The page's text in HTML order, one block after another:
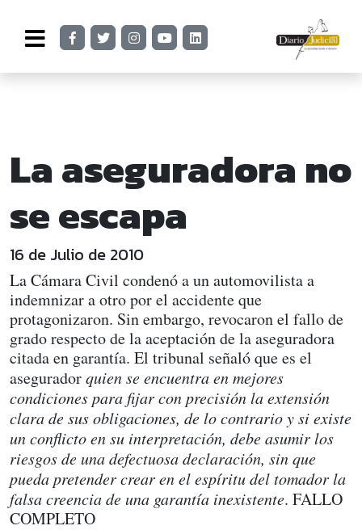
La aseguradora no
se escapa
16 de Julio de 2010
La Cámara Civil condenó a un automovilista a
indemnizar a otro por el accidente que
protagonizaron. Sin embargo, revocaron el fallo de
grado respecto de la aceptación de la aseguradora
citada en garantía. El tribunal señaló que es el
aseguradorquien se encuentra en mejores
condiciones para fijar con precisión la extensión
clara de sus obligaciones, de lo contrario y si existe
un conflicto en su interpretación, debe asumir los
riesgos de una defectuosa declaración, sin que
pueda pretender crear en el espíritu del tomador la
falsa creencia de una garantía inexistente. FALLO
COMPLETO